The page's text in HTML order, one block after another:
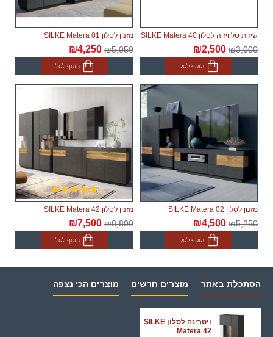
שידת טלוויזיה לסלון SILKE Matera 40
₪3,000
₪2,500
הוסף לסל
מזנון לסלון SILKE Matera 01
₪5,050
₪4,250
הוסף לסל
מזנון לסלון SILKE Matera 02
₪5,250
₪4,500
הוסף לסל
מזנון לסלון SILKE Matera 42
₪8,800
₪7,500
הוסף לסל
הסתכלת באתר מוצרים חדשים מוצרים הכי נצפה
ויטרינה לסלון SILKE
Matera 42